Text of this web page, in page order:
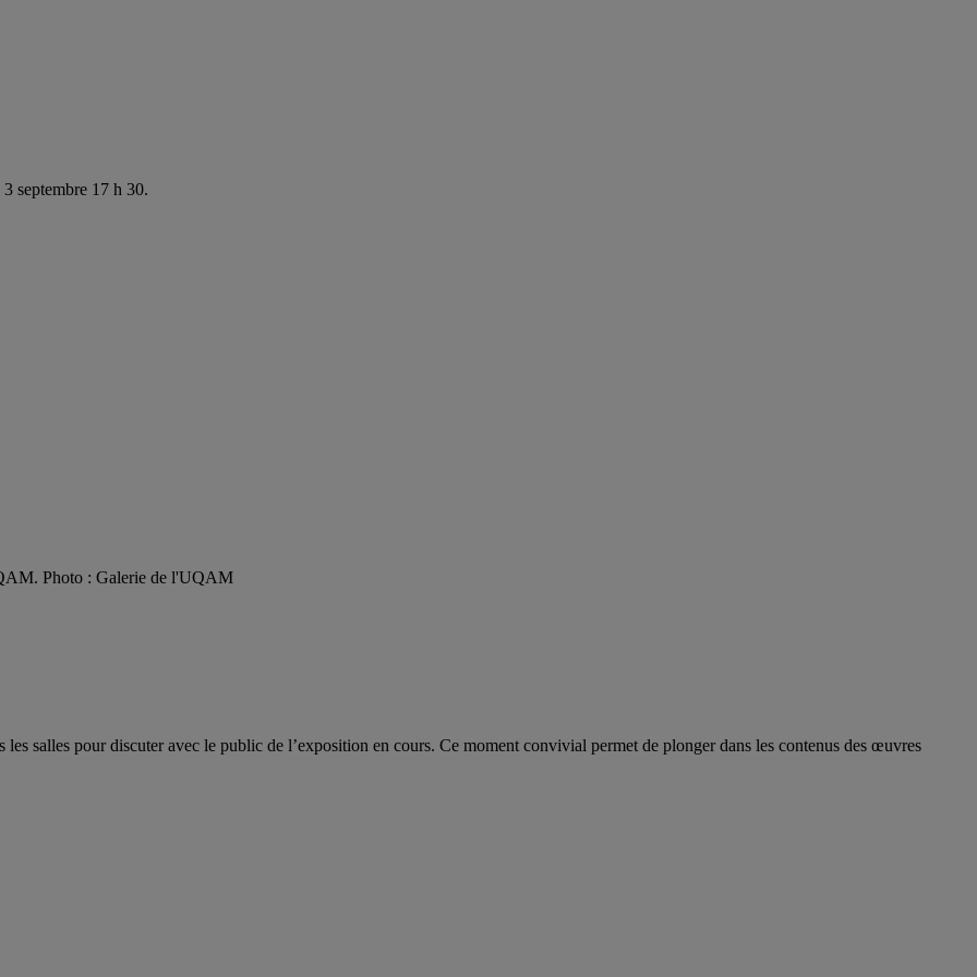
septembre 17 h 30.
Photo : Galerie de l'UQAM
les salles pour discuter avec le public de l’exposition en cours. Ce moment convivial permet de plonger dans les contenus des œuvres